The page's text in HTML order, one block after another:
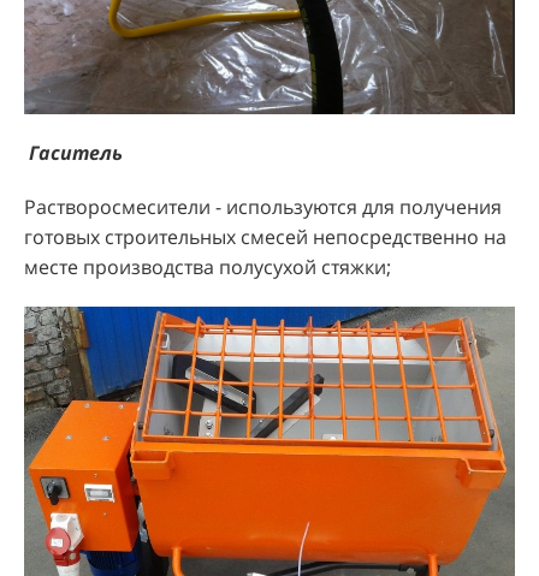
Гаситель
Растворосмесители - используются для получения
готовых строительных смесей непосредственно на
месте производства полусухой стяжки;